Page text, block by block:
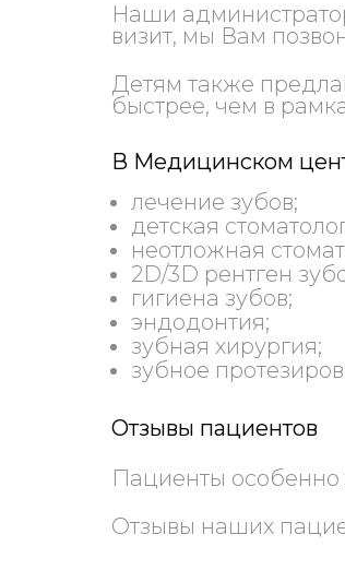
Наши
визит, мы Вам
Детям также
быстрее, чем в
В Медицинском
лечение зубов;
детская
неотложная
2D/3D рентген
гигиена зубов;
эндодонтия;
зубная хирургия;
зубное
Отзывы пациентов
Пациенты
Отзывы наших